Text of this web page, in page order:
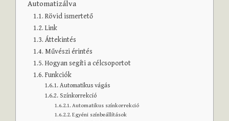
Automatizálva
Rövid ismertető
Link
Áttekintés
Művészi érintés
Hogyan segíti a célcsoportot
Funkciók
Automatikus vágás
Színkorrekció
Automatikus színkorrekció
Egyéni színbeállítások